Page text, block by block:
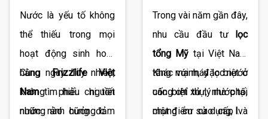
Đối Với Sức Khỏe
Và Thiết Bị Gia
Nước là yếu tố không
thể thiếu trong mọi
hoạt động sinh hoạt
hằng ngày. Tuy nhiên,
không phải nguồn
nước nào cũng đảm
CùngFrizzlife Việt
Namtìm hiểu chi tiết
những ảnh hưởng của
Chí Chọn Hệ
Thống Lọc Nước
Cao Cấp Cho Gia
Đình Việt
Trong vài năm gần đây,
nhu cầu đầu tư lọc
tổng Mỹ tại Việt Nam
tăng mạnh, đặc biệt ở
các biệt thự, nhà phố,
chung cư cao cấp và
Khác với máy lọc nước
uống chỉ xử lý nước tại
một điểm sử dụng, lọc